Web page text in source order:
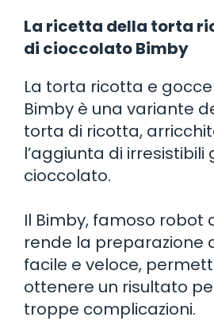
La ricetta della torta
di cioccolato Bimby
La torta ricotta e
Bimby è una variante
torta di ricotta,
l’aggiunta di irresistibili
cioccolato.
Il Bimby, famoso robot
rende la preparazione
facile e veloce,
ottenere un risultato
troppe complicazioni.